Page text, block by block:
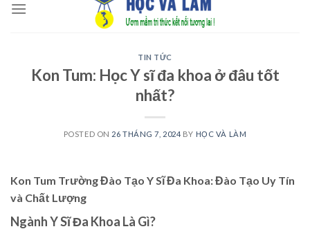
TIN TỨC
Kon Tum: Học Y sĩ đa khoa ở đâu tốt
nhất?
POSTED ON 26 THÁNG 7, 2024 BY HỌC VÀ LÀM
Kon Tum Trường Đào Tạo Y Sĩ Đa Khoa: Đào Tạo Uy Tín
và Chất Lượng
Ngành Y Sĩ Đa Khoa Là Gì?